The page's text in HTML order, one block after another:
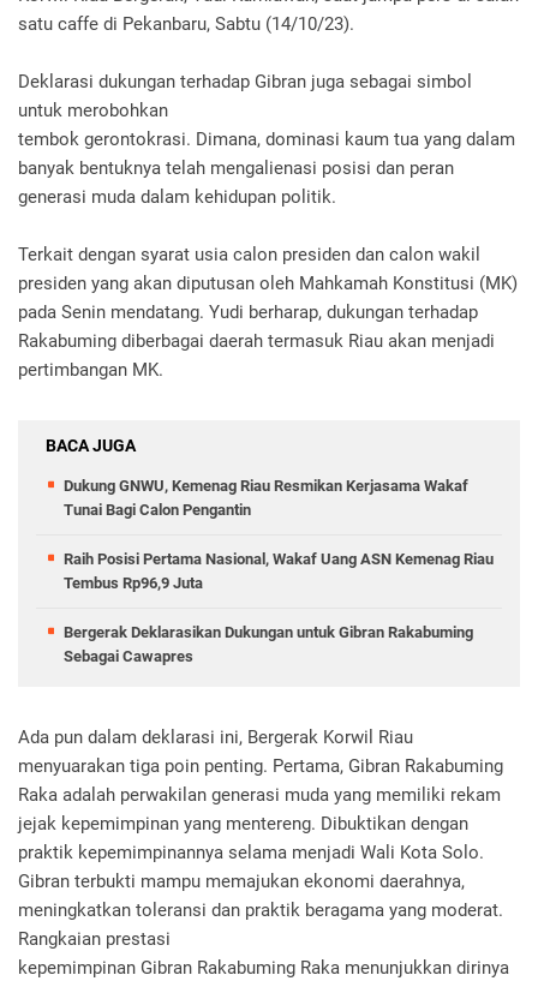
satu caffe di Pekanbaru, Sabtu (14/10/23).
Deklarasi dukungan terhadap Gibran juga sebagai simbol
untuk merobohkan
tembok gerontokrasi. Dimana, dominasi kaum tua yang dalam
banyak bentuknya telah mengalienasi posisi dan peran
generasi muda dalam kehidupan politik.
Terkait dengan syarat usia calon presiden dan calon wakil
presiden yang akan diputusan oleh Mahkamah Konstitusi (MK)
pada Senin mendatang. Yudi berharap, dukungan terhadap
Rakabuming diberbagai daerah termasuk Riau akan menjadi
pertimbangan MK.
BACA JUGA
Dukung GNWU, Kemenag Riau Resmikan Kerjasama Wakaf
Tunai Bagi Calon Pengantin
Raih Posisi Pertama Nasional, Wakaf Uang ASN Kemenag Riau
Tembus Rp96,9 Juta
Bergerak Deklarasikan Dukungan untuk Gibran Rakabuming
Sebagai Cawapres
Ada pun dalam deklarasi ini, Bergerak Korwil Riau
menyuarakan tiga poin penting. Pertama, Gibran Rakabuming
Raka adalah perwakilan generasi muda yang memiliki rekam
jejak kepemimpinan yang mentereng. Dibuktikan dengan
praktik kepemimpinannya selama menjadi Wali Kota Solo.
Gibran terbukti mampu memajukan ekonomi daerahnya,
meningkatkan toleransi dan praktik beragama yang moderat.
Rangkaian prestasi
kepemimpinan Gibran Rakabuming Raka menunjukkan dirinya